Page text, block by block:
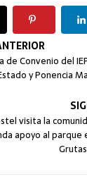
de Convenio del
y Ponencia
visita la
apoyo al parque